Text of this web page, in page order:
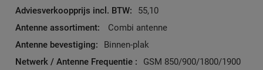
55,10
Combi antenne
Binnen-plak
GSM 850/900/1800/1900